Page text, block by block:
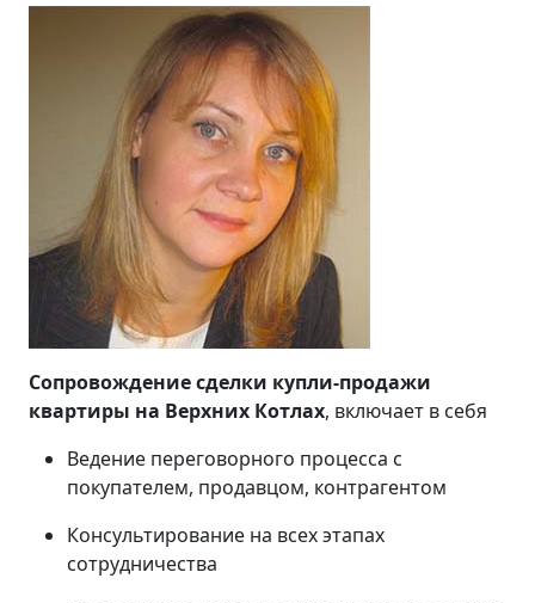
Сопровождение сделки купли-продажи
квартиры на Верхних Котлах, включает в себя
Ведение переговорного процесса с
покупателем, продавцом, контрагентом
Консультирование на всех этапах
сотрудничества